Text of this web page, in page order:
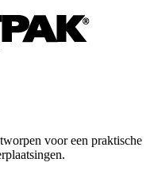
voor een praktische